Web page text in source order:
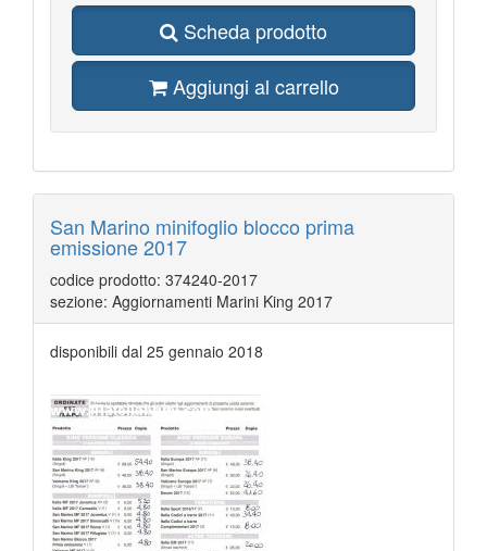
Scheda prodotto
Aggiungi al carrello
San Marino minifoglio blocco prima
emissione 2017
codice prodotto: 374240-2017
sezione: Aggiornamenti Marini King 2017
disponibili dal 25 gennaio 2018